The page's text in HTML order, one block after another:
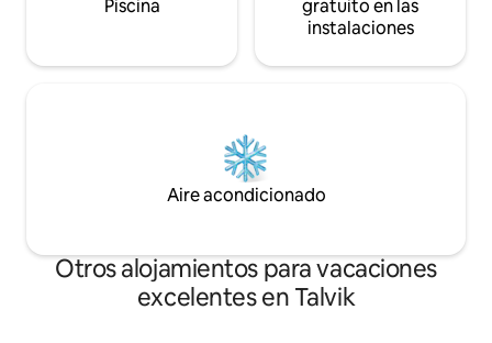
Piscina
gratuito en las
instalaciones
Aire acondicionado
Otros alojamientos para vacaciones
excelentes en Talvik